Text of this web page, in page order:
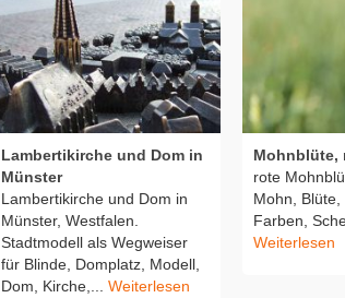
Lambertikirche und Dom in
Münster
Lambertikirche und Dom in
Münster, Westfalen.
Stadtmodell als Wegweiser
für Blinde, Domplatz, Modell,
Dom, Kirche,... Weiterlesen
Mohnblüte,
rote
Mohn, Blüte,
Farben,
Weiterlesen